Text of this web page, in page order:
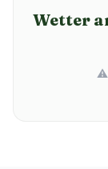
Wetter
⚠️